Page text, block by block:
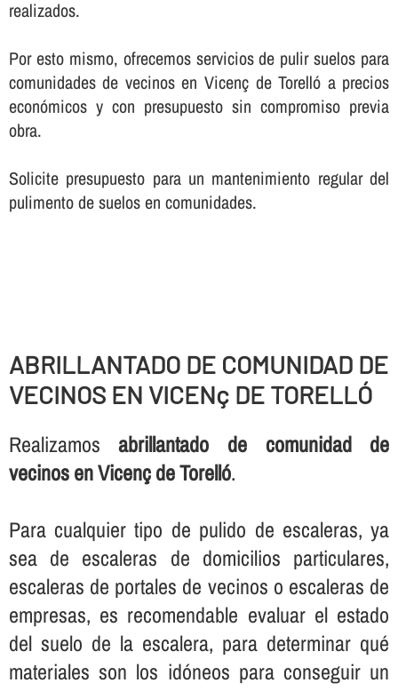
realizados.
Por esto mismo, ofrecemos servicios de pulir suelos para
comunidades de vecinos en Vicenç de Torelló a precios
económicos y con presupuesto sin compromiso previa
obra.
Solicite presupuesto para un mantenimiento regular del
pulimento de suelos en comunidades.
ABRILLANTADO DE COMUNIDAD DE
VECINOS EN VICENç DE TORELLÓ
Realizamosabrillantado de comunidad de
vecinos en Vicenç de Torelló.
Para cualquier tipo de pulido de escaleras, ya
sea de escaleras de domicilios particulares,
escaleras de portales de vecinos o escaleras de
empresas, es recomendable evaluar el estado
del suelo de la escalera, para determinar qué
materiales son los idóneos para conseguir un